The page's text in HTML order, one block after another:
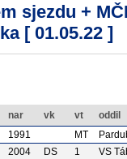
sjezdu +
[ 01.05.22 ]
nar vk vt
oddil
1991 MT
2004 DS 1
VS